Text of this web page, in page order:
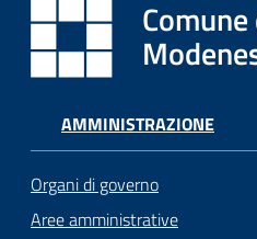
o
r
a
u
r
AMMINISTRAZIONE
Organi di governo
Aree amministrative